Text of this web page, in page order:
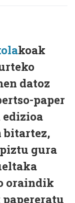
koak
datoz
paper
bitartez,
gura
oraindik